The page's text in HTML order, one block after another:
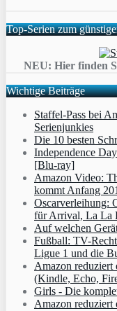
Top-Serien zum
NEU: Hier finden
Wichtige Beiträge
Staffel-Pass bei
Serienjunkies
Die 10 besten
Independence
[Blu-ray]
Amazon Video:
kommt Anfang
Oscarverleihung:
für Arrival, La La
Auf welchen
Fußball: TV-
Ligue 1 und die
Amazon reduziert
(Kindle, Echo,
Girls - Die
Amazon reduziert